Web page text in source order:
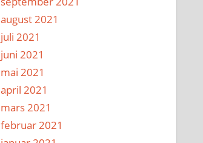
august 2021
juli 2021
juni 2021
mai 2021
april 2021
mars 2021
februar 2021